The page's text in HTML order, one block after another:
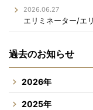
2026.06.27
エリミネーター/エ
過去のお知らせ
2026年
2025年